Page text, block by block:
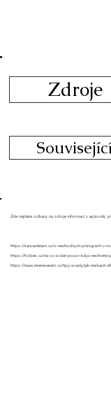
Zdroje
Zde najdete odkazy na zdroje informací v epizodě,
https://sancedetem.cz/o-nevhodnych-pristupech-v-
https://forbes.cz/na-co-si-dat-pozor-kdyz-nechcete-
https://www.innereverest.cz/tipy-a-rady/jak-nezkazit-